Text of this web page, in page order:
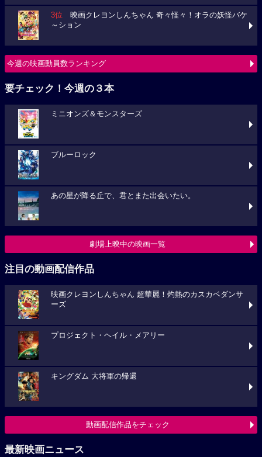
3位 映画クレヨンしんちゃん 奇々怪々！オラの妖怪バケ
～ション
今週の映画動員数ランキング
要チェック！今週の３本
ミニオンズ＆モンスターズ
ブルーロック
あの星が降る丘で、君とまた出会いたい。
劇場上映中の映画一覧
注目の動画配信作品
映画クレヨンしんちゃん 超華麗！灼熱のカスカベダンサ
ーズ
プロジェクト・ヘイル・メアリー
キングダム 大将軍の帰還
動画配信作品をチェック
最新映画ニュース